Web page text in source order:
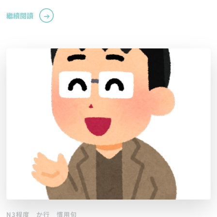
繼續閱讀
N3程度 か行 慣用句